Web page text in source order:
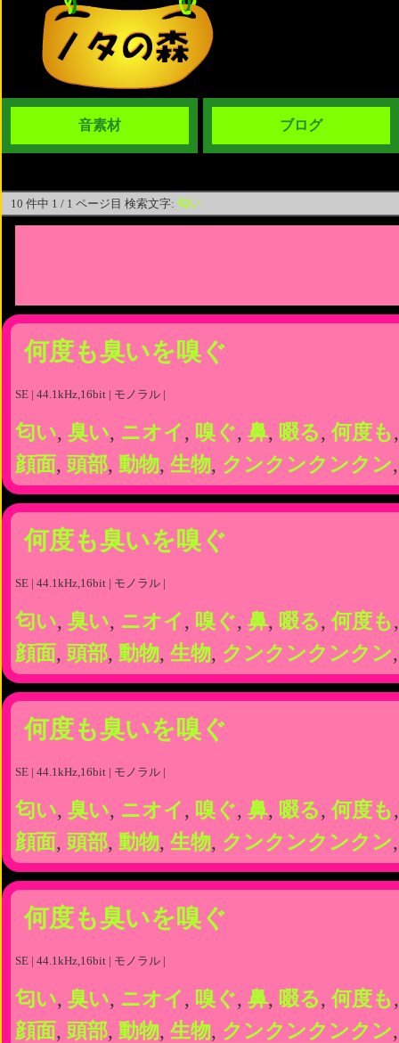
音素材 ブログ
10 件中 1 / 1 ページ目 検索文字: 匂い
何度も臭いを嗅ぐ
SE | 44.1kHz,16bit | モノラル |
匂い, 臭い, ニオイ , 嗅ぐ, 鼻, 啜る, 何度も
顔面, 頭部, 動物, 生物, クンクンクンクン
何度も臭いを嗅ぐ
SE | 44.1kHz,16bit | モノラル |
匂い, 臭い, ニオイ , 嗅ぐ, 鼻, 啜る, 何度も
顔面, 頭部, 動物, 生物, クンクンクンクン
何度も臭いを嗅ぐ
SE | 44.1kHz,16bit | モノラル |
匂い, 臭い, ニオイ , 嗅ぐ, 鼻, 啜る, 何度も
顔面, 頭部, 動物, 生物, クンクンクンクン
何度も臭いを嗅ぐ
SE | 44.1kHz,16bit | モノラル |
匂い, 臭い, ニオイ , 嗅ぐ, 鼻, 啜る, 何度も
顔面, 頭部, 動物, 生物, クンクンクンクン